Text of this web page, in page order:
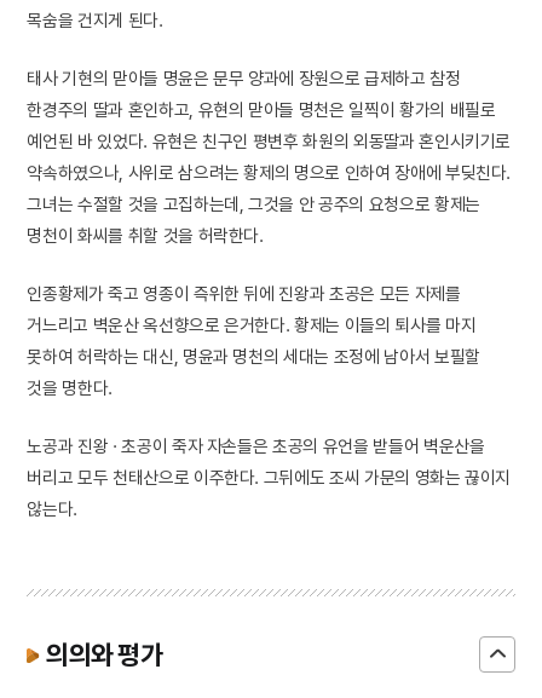
목숨을 건지게 된다.
태사 기현의 맏아들 명윤은 문무 양과에 장원으로 급제하고 참정
한경주의 딸과 혼인하고, 유현의 맏아들 명천은 일찍이 황가의 배필로
예언된 바 있었다. 유현은 친구인 평변후 화원의 외동딸과 혼인시키기로
약속하였으나, 사위로 삼으려는 황제의 명으로 인하여 장애에 부딪친다.
그녀는 수절할 것을 고집하는데, 그것을 안 공주의 요청으로 황제는
명천이 화씨를 취할 것을 허락한다.
인종황제가 죽고 영종이 즉위한 뒤에 진왕과 초공은 모든 자제를
거느리고 벽운산 옥선향으로 은거한다. 황제는 이들의 퇴사를 마지
못하여 허락하는 대신, 명윤과 명천의 세대는 조정에 남아서 보필할
것을 명한다.
노공과 진왕 · 초공이 죽자 자손들은 초공의 유언을 받들어 벽운산을
버리고 모두 천태산으로 이주한다. 그뒤에도 조씨 가문의 영화는 끊이지
않는다.
의의와 평가